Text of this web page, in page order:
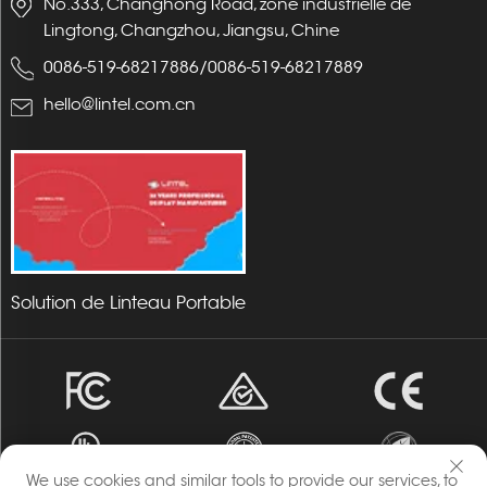
Lingtong, Changzhou, Jiangsu, Chine
0086-519-68217886/0086-519-68217889
hello@lintel.com.cn
Solution de Linteau Portable
We use cookies and similar tools to provide our services, to